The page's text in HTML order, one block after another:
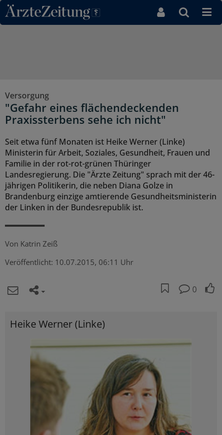
Direkt zum Inhaltsbereich
Versorgung
"Gefahr eines flächendeckenden
Praxissterbens sehe ich nicht"
Seit etwa fünf Monaten ist Heike Werner (Linke)
Ministerin für Arbeit, Soziales, Gesundheit, Frauen und
Familie in der rot-rot-grünen Thüringer
Landesregierung. Die "Ärzte Zeitung" sprach mit der 46-
jährigen Politikerin, die neben Diana Golze in
Brandenburg einzige amtierende Gesundheitsministerin
der Linken in der Bundesrepublik ist.
Von Katrin Zeiß
Veröffentlicht: 10.07.2015, 06:11 Uhr
0
Heike Werner (Linke)